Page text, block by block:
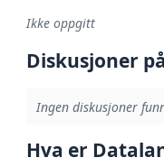
Ikke oppgitt
Diskusjoner
Ingen diskusjoner
Hva er